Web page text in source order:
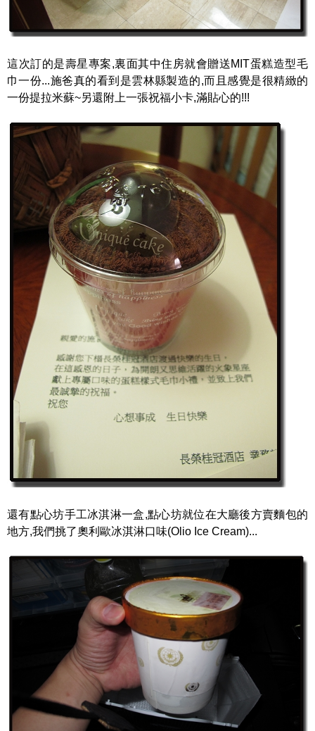
這次訂的是壽星專案,裏面其中住房就會贈送MIT蛋糕造型毛
巾一份...施爸真的看到是雲林縣製造的,而且感覺是很精緻的
一份提拉米蘇~另還附上一張祝福小卡,滿貼心的!!!
還有點心坊手工冰淇淋一盒,點心坊就位在大廳後方賣麵包的
地方,我們挑了奧利歐冰淇淋口味(Olio Ice Cream)...